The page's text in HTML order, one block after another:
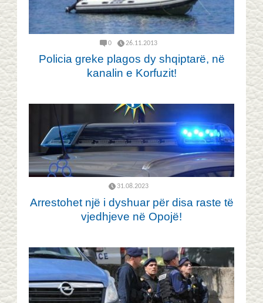
0 26.11.2013
Policia greke plagos dy shqiptarë, në
kanalin e Korfuzit!
31.08.2023
Arrestohet një i dyshuar për disa raste të
vjedhjeve në Opojë!